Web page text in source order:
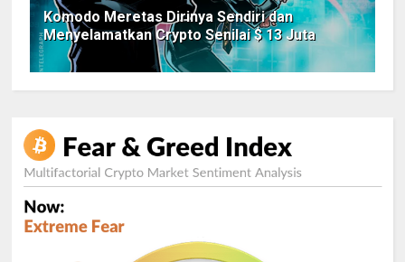
Komodo Meretas Dirinya Sendiri dan
Menyelamatkan Crypto Senilai $ 13 Juta